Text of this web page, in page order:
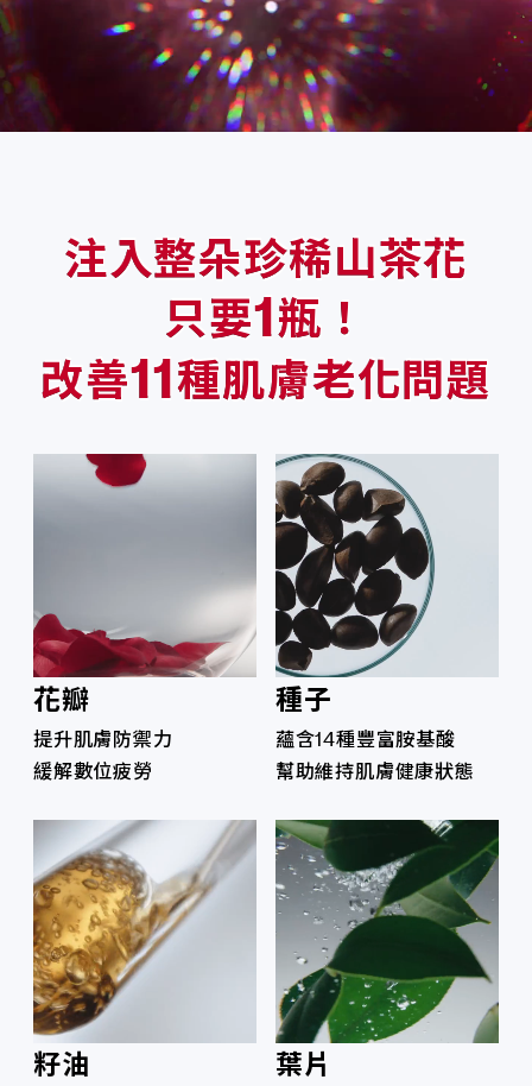
注入整朵珍稀山茶花
只要1瓶！
改善11種肌膚老化問題
花瓣
提升肌膚防禦力
緩解數位疲勞
種子
蘊含14種豐富胺基酸
幫助維持肌膚健康狀態
籽油 葉片